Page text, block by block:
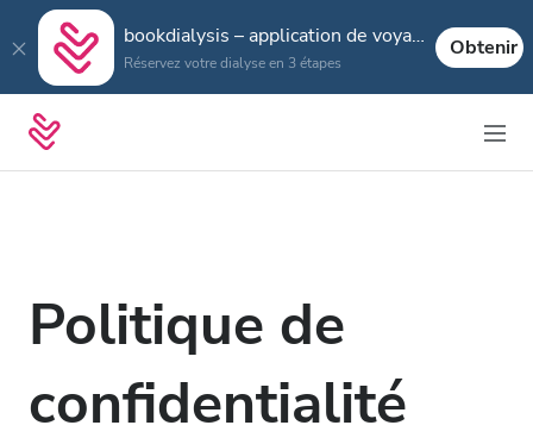
bookdialysis – application de voyage
Réservez votre dialyse en 3 étapes
Obtenir
Politique de
confidentialité